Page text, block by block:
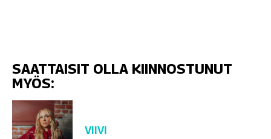
SAATTAISIT OLLA KIINNOSTUNUT
MYÖS:
VIIVI